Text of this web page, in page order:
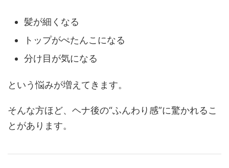
髪が細くなる
トップがぺたんこになる
分け目が気になる
という悩みが増えてきます。
そんな方ほど、ヘナ後の“ふんわり感”に驚かれるこ
とがあります。